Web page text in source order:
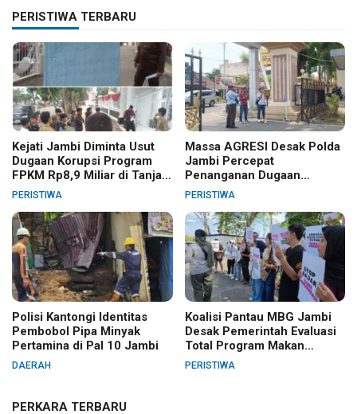
PERISTIWA TERBARU
Kejati Jambi Diminta Usut
Dugaan Korupsi Program
FPKM Rp8,9 Miliar di Tanjab
Barat
PERISTIWA
Massa AGRESI Desak Polda
Jambi Percepat
Penanganan Dugaan
Pelanggaran Hak Cipta Buku
PERISTIWA
Polisi Kantongi Identitas
Pembobol Pipa Minyak
Pertamina di Pal 10 Jambi
DAERAH
Koalisi Pantau MBG Jambi
Desak Pemerintah Evaluasi
Total Program Makan
Bergizi Gratis
PERISTIWA
PERKARA TERBARU